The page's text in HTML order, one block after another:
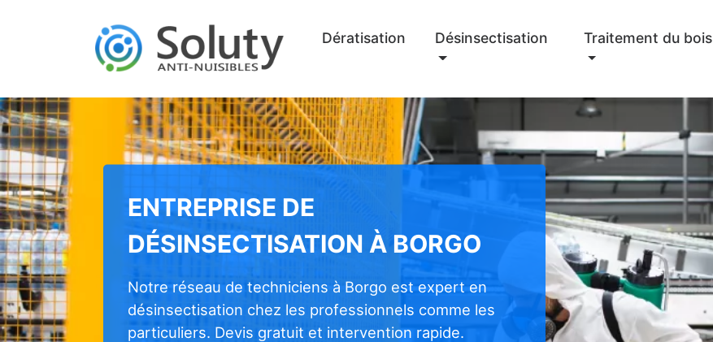
Dératisation Désinsectisation Traitement du bois
ENTREPRISE DE
DÉSINSECTISATION À BORGO
Notre réseau de techniciens à Borgo est expert en
désinsectisation chez les professionnels comme les
particuliers. Devis gratuit et intervention rapide.